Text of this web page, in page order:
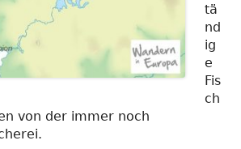
tä
nd
ig
e
Fis
ch
von der immer noch